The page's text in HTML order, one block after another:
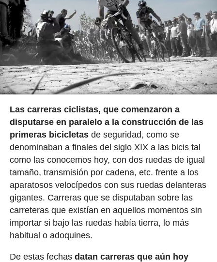
Las carreras ciclistas, que comenzaron a
disputarse en paralelo a la construcción de las
primeras bicicletasde seguridad, como se
denominaban a finales del siglo XIX a las bicis tal
como las conocemos hoy, con dos ruedas de igual
tamaño, transmisión por cadena, etc. frente a los
aparatosos velocípedos con sus ruedas delanteras
gigantes. Carreras que se disputaban sobre las
carreteras que existían en aquellos momentos sin
importar si bajo las ruedas había tierra, lo más
habitual o adoquines.
De estas fechas datan carreras que aún hoy